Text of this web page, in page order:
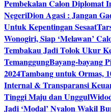
Pembekalan Calon Diplomat
NegeriDion Agasi : Jangan
Untuk Kepentingan Sesaat
Wonogiri, Siap ‘Melawan’
Tembakau Jadi Tolok Ukur
TemanggungBayang-bayang
2024Tambang untuk Ormas,
Internal & Transparansi
Tinggi Maju dan Unggul
Jadi ‘Modal’ Nyalon Wakil